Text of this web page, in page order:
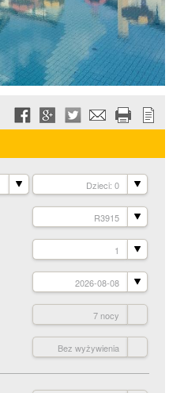
Dzieci: 0
R3915
1
2026-08-08
7 nocy
Bez wyżywienia